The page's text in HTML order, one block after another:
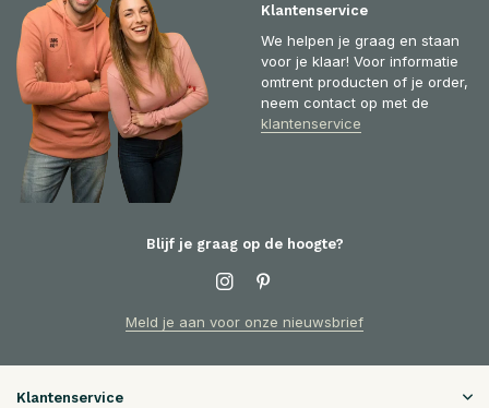
Klantenservice
We helpen je graag en staan
voor je klaar! Voor informatie
omtrent producten of je order,
neem contact op met de
klantenservice
Blijf je graag op de hoogte?
Meld je aan voor onze nieuwsbrief
Klantenservice